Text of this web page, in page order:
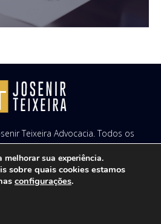
Teixeira Advocacia. Todos os
melhorar sua experiência.
sobre quais cookies estamos
configurações.